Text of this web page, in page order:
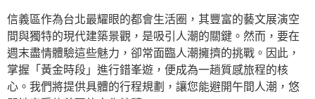
信義區作為台北最耀眼的都會生活圈，其豐富的藝文展演空
間與獨特的現代建築景觀，是吸引人潮的關鍵。然而，要在
週末盡情體驗這些魅力，卻常面臨人潮擁擠的挑戰。因此，
掌握「黃金時段」進行錯峯遊，便成為一趟質感旅程的核
心。我們將提供具體的行程規劃，讓您能避開午間人潮，悠